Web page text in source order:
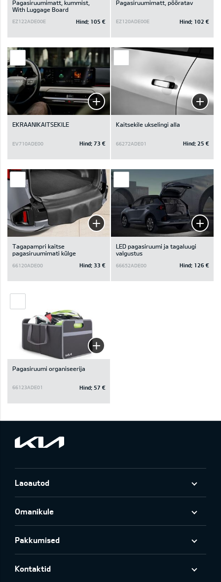
Pagasiruumimatt, kummist,
With Luggage Board
EZ122ADE00E Hind: 105 €
Pagasiruumimatt, pööratav
EZ120ADE00E Hind: 102 €
EKRAANIKAITSEKILE
EV710ADE00 Hind: 73 €
Kaitsekile ukselingi alla
66272ADE01 Hind: 25 €
Tagapampri kaitse
pagasiruumimati külge
66120ADE00 Hind: 33 €
LED pagasiruumi ja tagaluugi
valgustus
66652ADE00 Hind: 126 €
Pagasiruumi organiseerija
66123ADE01 Hind: 57 €
Laoautod
Omanikule
Pakkumised
Kontaktid